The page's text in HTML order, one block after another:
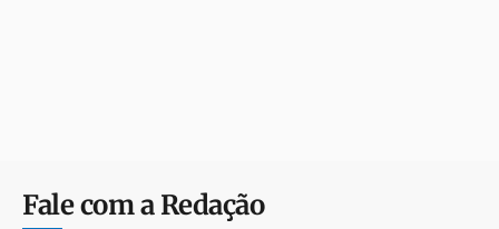
Fale com a Redação